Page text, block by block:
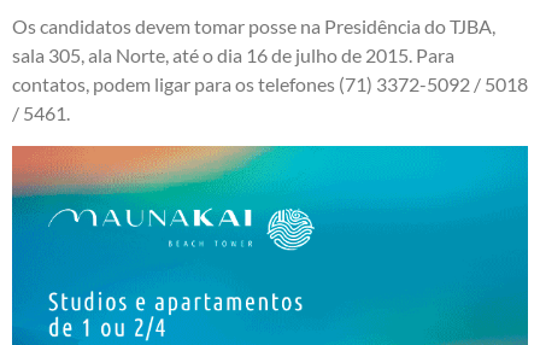
Os candidatos devem tomar posse na Presidência do TJBA,
sala 305, ala Norte, até o dia 16 de julho de 2015. Para
contatos, podem ligar para os telefones (71) 3372-5092 / 5018
/ 5461.